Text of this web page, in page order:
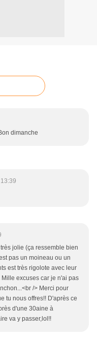
dimanche
jolie (ça ressemble bien
pas un moineau ou un
est très rigolote avec leur
excuses car je n'ai pas
/> Merci pour
tu nous offres!! D'après ce
d'une 30aine à
va y passer,lol!!